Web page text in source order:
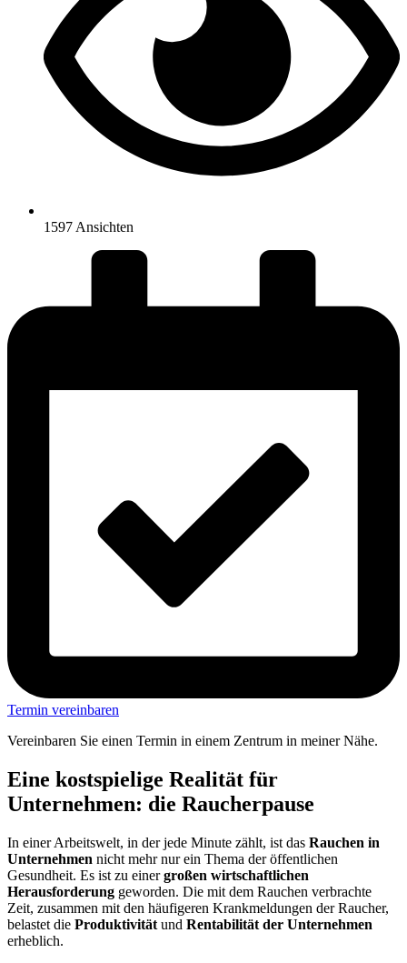
1597 Ansichten
Termin vereinbaren
Vereinbaren Sie einen Termin in einem Zentrum in meiner Nähe.
Eine kostspielige Realität für
Unternehmen: die Raucherpause
In einer Arbeitswelt, in der jede Minute zählt, ist das Rauchen in
Unternehmen nicht mehr nur ein Thema der öffentlichen
Gesundheit. Es ist zu einergroßen wirtschaftlichen
Herausforderung geworden. Die mit dem Rauchen verbrachte
Zeit, zusammen mit den häufigeren Krankmeldungen der Raucher,
belastet die Produktivität und Rentabilität der Unternehmen
erheblich.